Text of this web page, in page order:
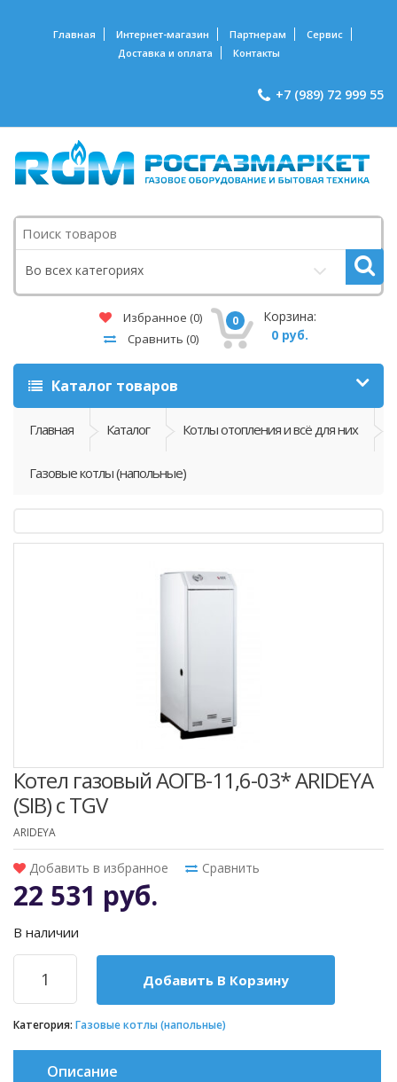
Главная Интернет-магазин Партнерам
Сервис
Доставка и оплата
Контакты
+7 (989) 72 999 55
Поиск
Во всех категориях
Избранное (0)
Сравнить (0)
0
Корзина:
0 руб.
Каталог товаров
Главная Каталог Котлы отопления и всё для них
Газовые котлы (напольные)
Котел газовый АОГВ-11,6-03* ARIDEYA
(SIB) с TGV
ARIDEYA
Добавить в избранное Сравнить
22 531 руб.
В наличии
Добавить В Корзину
Категория: Газовые котлы (напольные)
Описание